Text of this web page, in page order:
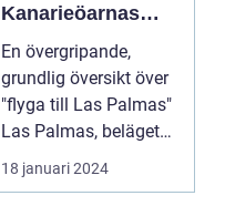
Kanarieöarnas
pärla
En övergripande,
grundlig översikt över
"flyga till Las Palmas"
Las Palmas, beläget
på ön Gran Cana...
18 januari 2024